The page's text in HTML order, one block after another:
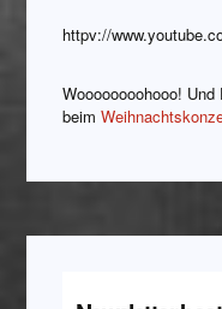
httpv://
Woooooooohooo!
beim